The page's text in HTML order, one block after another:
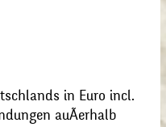
in Euro incl.
auÃerhalb